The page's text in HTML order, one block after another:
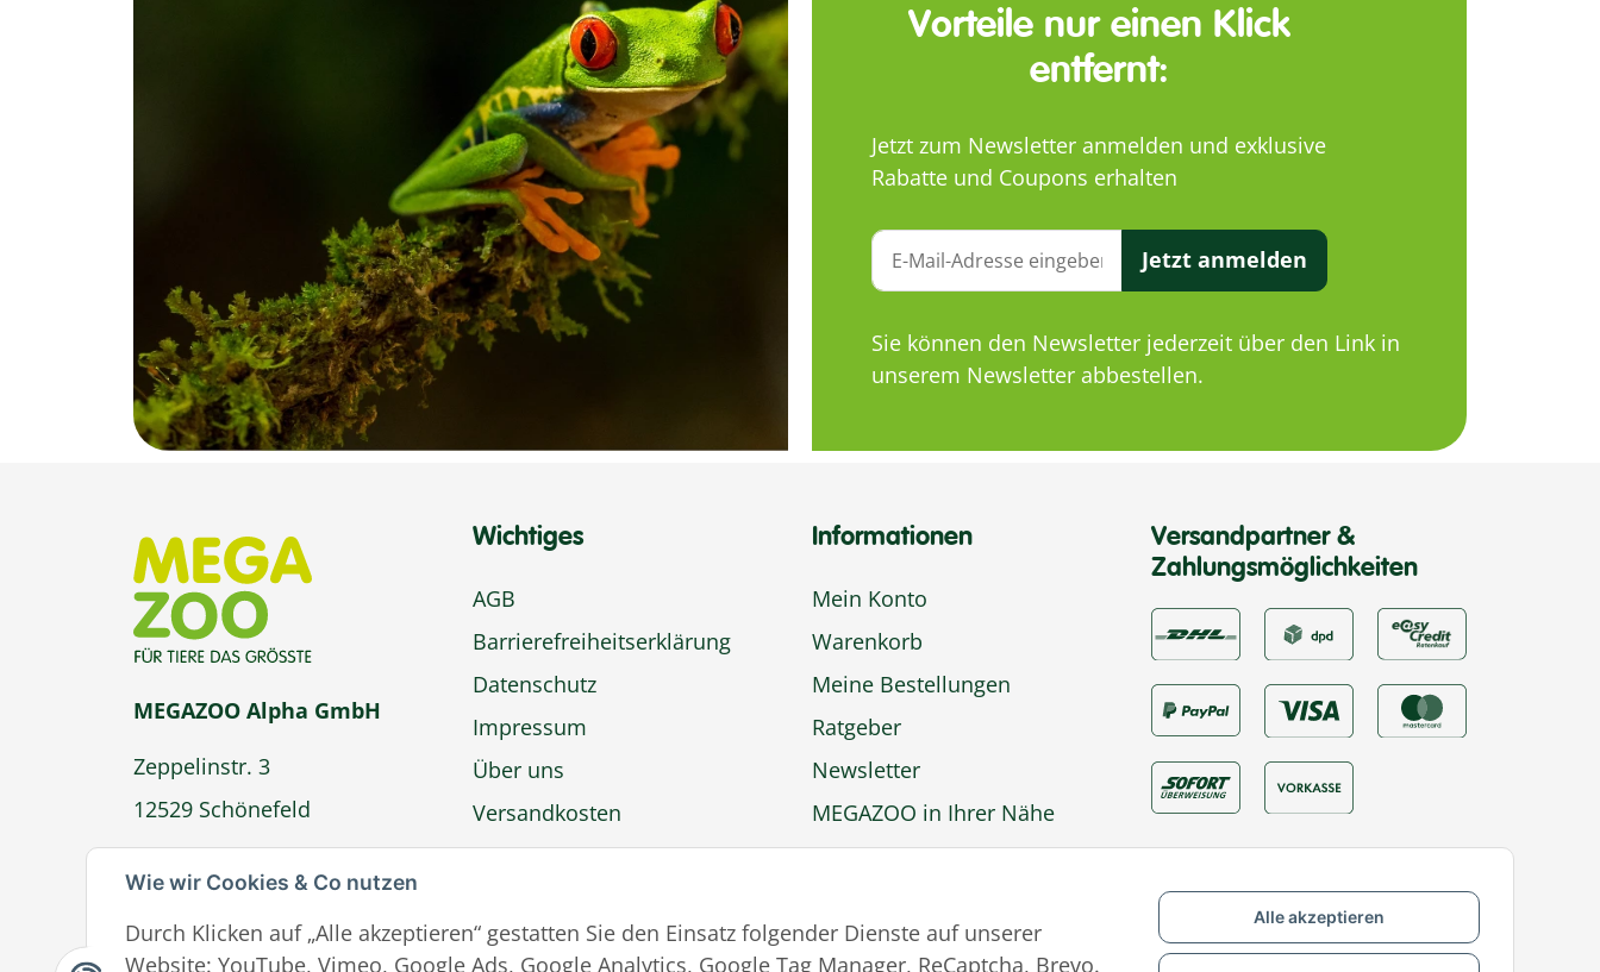
Alle akzeptieren
Wie wir Cookies & Co nutzen
Durch Klicken auf „Alle akzeptieren“ gestatten Sie den Einsatz folgender Dienste auf unserer
Website: YouTube, Vimeo, Google Ads, Google Analytics, Google Tag Manager, ReCaptcha, Brevo.
Vorteile nur einen Klick
entfernt:
Jetzt zum Newsletter anmelden und exklusive
Rabatte und Coupons erhalten
Jetzt anmelden
Sie können den Newsletter jederzeit über den Link in
unserem Newsletter abbestellen.
MEGAZOO Alpha GmbH
Zeppelinstr. 3
12529 Schönefeld
Wichtiges
AGB
Barrierefreiheitserklärung
Datenschutz
Impressum
Über uns
Versandkosten
Zahlungsmöglichkeiten
Vertrag widerrufen
Informationen
Mein Konto
Warenkorb
Meine Bestellungen
Ratgeber
Newsletter
MEGAZOO in Ihrer Nähe
Zu MEGAZOO-nord.de
Versandpartner &
Zahlungsmöglichkeiten